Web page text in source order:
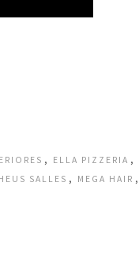
, ELLA PIZZERIA ,
SALLES , MEGA HAIR ,